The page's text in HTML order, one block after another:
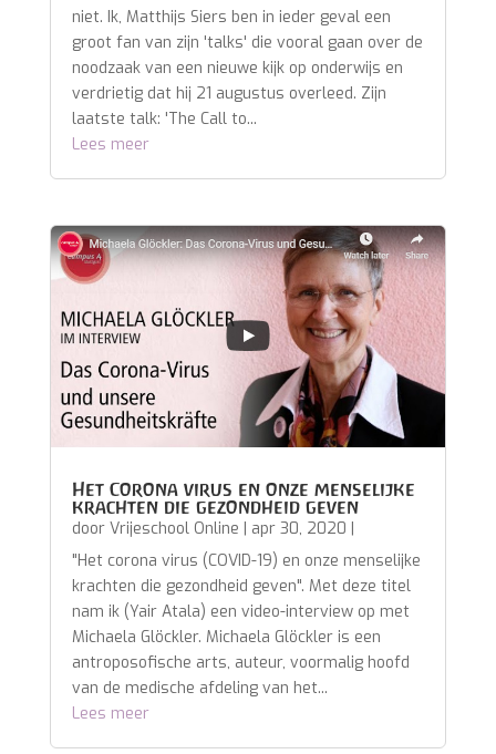
niet. Ik, Matthijs Siers ben in ieder geval een
groot fan van zijn 'talks' die vooral gaan over de
noodzaak van een nieuwe kijk op onderwijs en
verdrietig dat hij 21 augustus overleed. Zijn
laatste talk: 'The Call to...
Lees meer
Het Corona virus en onze menselijke
krachten die gezondheid geven
door Vrijeschool Online | apr 30, 2020 |
"Het corona virus (COVID-19) en onze menselijke
krachten die gezondheid geven". Met deze titel
nam ik (Yair Atala) een video-interview op met
Michaela Glöckler. Michaela Glöckler is een
antroposofische arts, auteur, voormalig hoofd
van de medische afdeling van het...
Lees meer